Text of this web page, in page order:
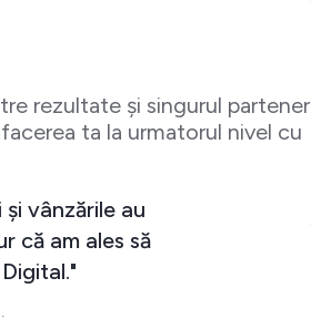
rezultate și singurul partener
ta la urmatorul nivel cu
vânzările au
că am ales să